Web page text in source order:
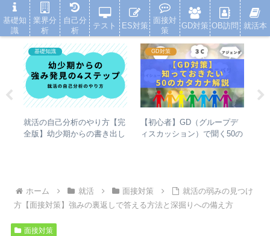
就活浪人した経験が、キャリアを変えた
基礎知識
就活の自己分析のやり方【完
全版】幼少期からの書き出し
GD対策
【初心者】GD（グループデ
ィスカッション）で聞く50の
ホーム 就活 面接対策
就活の弱みの見つけ
方【面接対策】強みの裏返しで答える方法と深掘りへの備え方
面接対策
基礎知
識
業界分
析
自己分
析
テスト ES対策
面接対
策
GD対策 OB訪問 就活本